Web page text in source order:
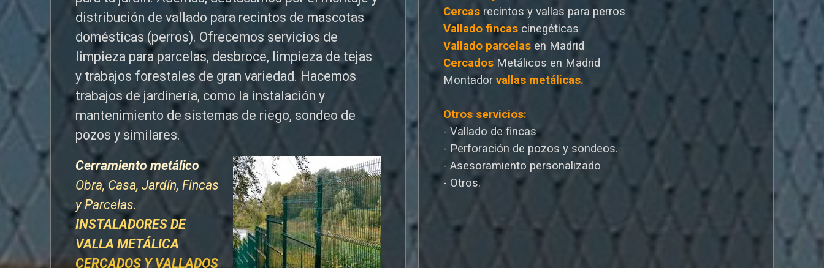
distribución de vallado para recintos de mascotas
domésticas (perros). Ofrecemos servicios de
limpieza para parcelas, desbroce, limpieza de tejas
y trabajos forestales de gran variedad. Hacemos
trabajos de jardinería, como la instalación y
mantenimiento de sistemas de riego, sondeo de
pozos y similares.
Cerramiento metálico
Obra, Casa, Jardín, Fincas
y Parcelas.
INSTALADORES DE
VALLA METÁLICA
CERCADOS Y VALLADOS
Cercas recintos y vallas para perros
Vallado fincas cinegéticas
Vallado parcelas en Madrid
Cercados Metálicos en Madrid
Montador vallas metálicas.
Otros servicios:
- Vallado de fincas
- Perforación de pozos y sondeos.
- Asesoramiento personalizado
- Otros.